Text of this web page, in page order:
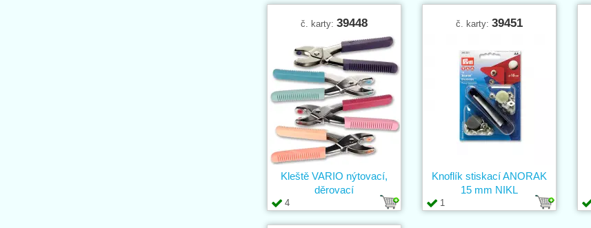
č. karty: 39448
4
Kleště VARIO nýtovací,
děrovací
č. karty: 39451
1
Knoflík stiskací ANORAK
15 mm NIKL